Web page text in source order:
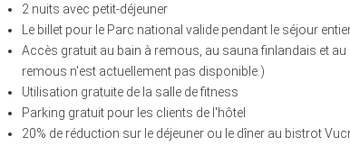
2 nuits avec petit-déjeuner
Le billet pour le Parc national valide pendant le séjour
Accès gratuit au bain à remous, au sauna finlandais et
remous n'est actuellement pas disponible.)
Utilisation gratuite de la salle de fitness
Parking gratuit pour les clients de l'hôtel
20% de réduction sur le déjeuner ou le dîner au bistrot